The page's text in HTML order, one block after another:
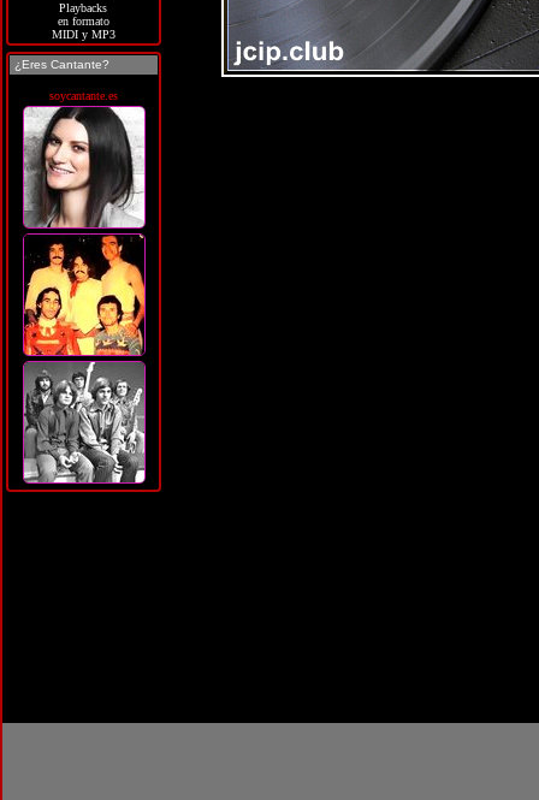
Playbacks
en formato
MIDI y MP3
¿Eres Cantante?
soycantante.es